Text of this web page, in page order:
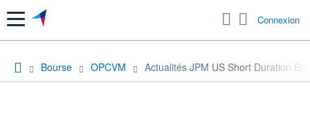
Menu Connexion
Bourse OPCVM Actualités JPM US Short Duration